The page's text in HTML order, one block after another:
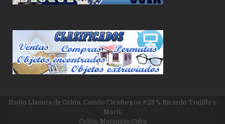
Radio Llanura de Colón. Camilo Cienfuegos #28 % Ricardo Trujillo y
Martí,
Colón, Matanzas,Cuba